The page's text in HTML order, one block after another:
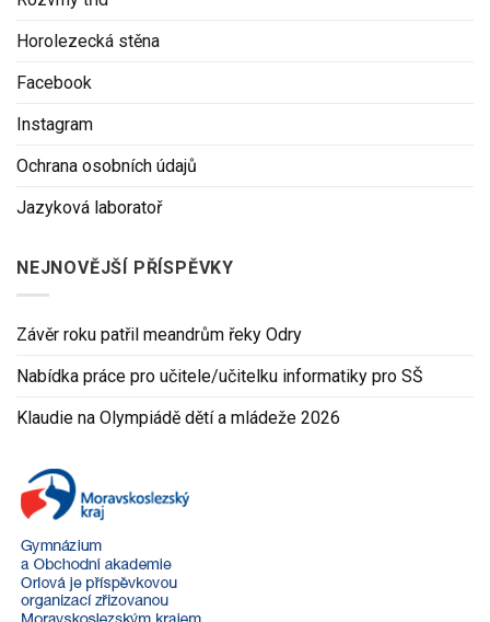
Horolezecká stěna
Facebook
Instagram
Ochrana osobních údajů
Jazyková laboratoř
NEJNOVĚJŠÍ PŘÍSPĚVKY
Závěr roku patřil meandrům řeky Odry
Nabídka práce pro učitele/učitelku informatiky pro SŠ
Klaudie na Olympiádě dětí a mládeže 2026